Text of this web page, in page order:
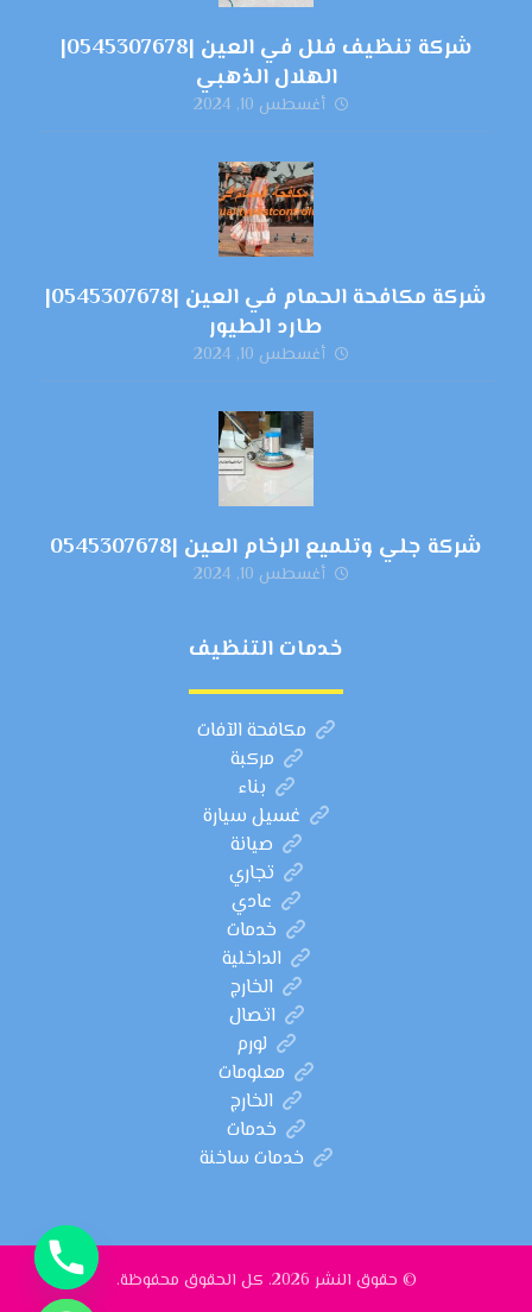
شركة تنظيف فلل في العين |0545307678|
الهلال الذهبي
أغسطس 10, 2024
شركة مكافحة الحمام في العين |0545307678|
طارد الطيور
أغسطس 10, 2024
شركة جلي وتلميع الرخام العين |0545307678
أغسطس 10, 2024
خدمات التنظيف
مكافحة الآفات
مركبة
بناء
غسيل سيارة
صيانة
تجاري
عادي
خدمات
الداخلية
الخارج
اتصال
لورم
معلومات
الخارج
خدمات
خدمات ساخنة
© حقوق النشر 2026. كل الحقوق محفوظة.